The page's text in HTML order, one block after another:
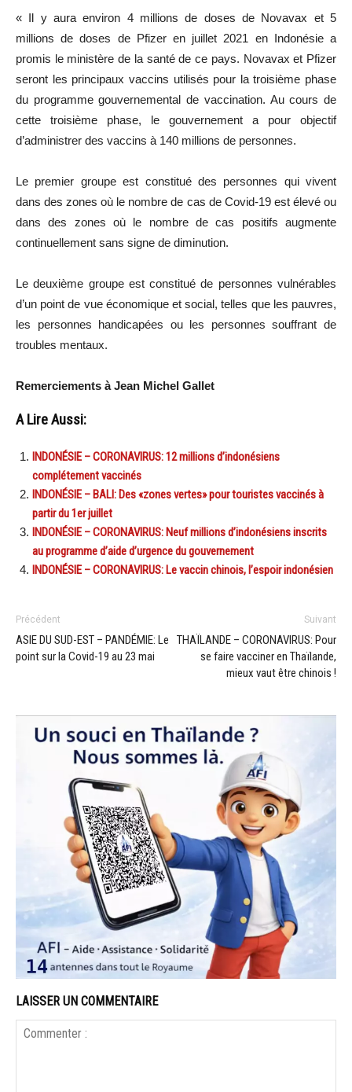
« Il y aura environ 4 millions de doses de Novavax et 5
millions de doses de Pfizer en juillet 2021 en Indonésie a
promis le ministère de la santé de ce pays. Novavax et Pfizer
seront les principaux vaccins utilisés pour la troisième phase
du programme gouvernemental de vaccination. Au cours de
cette troisième phase, le gouvernement a pour objectif
d’administrer des vaccins à 140 millions de personnes.
Le premier groupe est constitué des personnes qui vivent
dans des zones où le nombre de cas de Covid-19 est élevé ou
dans des zones où le nombre de cas positifs augmente
continuellement sans signe de diminution.
Le deuxième groupe est constitué de personnes vulnérables
d’un point de vue économique et social, telles que les pauvres,
les personnes handicapées ou les personnes souffrant de
troubles mentaux.
Remerciements à Jean Michel Gallet
A Lire Aussi:
INDONÉSIE – CORONAVIRUS: 12 millions d’indonésiens
complétement vaccinés
INDONÉSIE – BALI: Des «zones vertes» pour touristes vaccinés à
partir du 1er juillet
INDONÉSIE – CORONAVIRUS: Neuf millions d’indonésiens inscrits
au programme d’aide d’urgence du gouvernement
INDONÉSIE – CORONAVIRUS: Le vaccin chinois, l’espoir indonésien
Précédent
ASIE DU SUD-EST – PANDÉMIE: Le
point sur la Covid-19 au 23 mai
Suivant
THAÏLANDE – CORONAVIRUS: Pour
se faire vacciner en Thaïlande,
mieux vaut être chinois !
LAISSER UN COMMENTAIRE